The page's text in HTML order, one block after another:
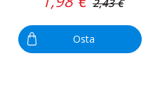
Osta